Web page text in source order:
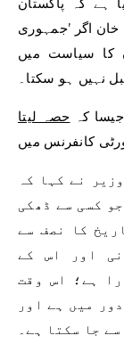
اگر ’جمہوری
کا سیاست میں
نہیں ہو سکتا۔
کہ حصہ لیتا
کانفرنس میں
نے کہا کہ
کسی سے ڈھکی
کا نصف سے
اور اس کے
ہے؛ اس وقت
میں ہے اور